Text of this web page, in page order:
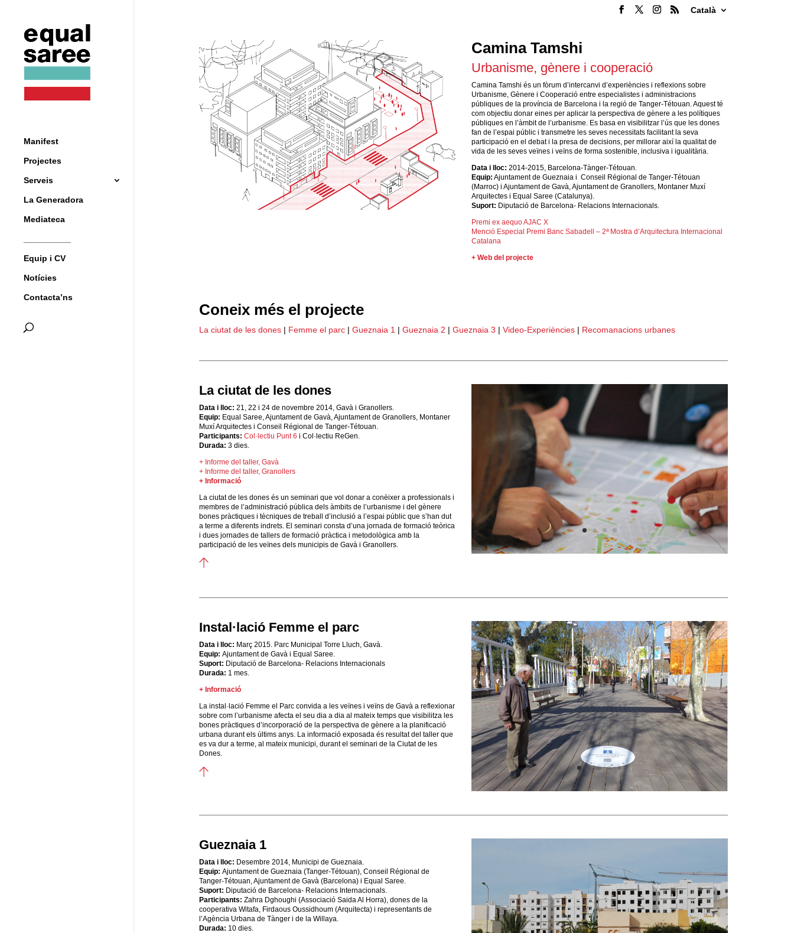
Català
Manifest
Projectes
Serveis
La Generadora
Mediateca
Equip i CV
Notícies
Contacta’ns
Camina Tamshi
Urbanisme, gènere i cooperació
Camina Tamshi és un fòrum d’intercanvi d’experiències i reflexions sobre
Urbanisme, Gènere i Cooperació entre especialistes i administracions
públiques de la província de Barcelona i la regió de Tanger-Tétouan. Aquest té
com objectiu donar eines per aplicar la perspectiva de gènere a les polítiques
públiques en l’àmbit de l’urbanisme. Es basa en visibilitzar l’ús que les dones
fan de l’espai públic i transmetre les seves necessitats facilitant la seva
participació en el debat i la presa de decisions, per millorar així la qualitat de
vida de les seves veïnes i veïns de forma sostenible, inclusiva i igualitària.
Data i lloc: 2014-2015, Barcelona-Tànger-Tétouan.
Equip: Ajuntament de Gueznaia i Conseil Régional de Tanger-Tétouan
(Marroc) i Ajuntament de Gavà, Ajuntament de Granollers, Montaner Muxí
Arquitectes i Equal Saree (Catalunya).
Suport: Diputació de Barcelona- Relacions Internacionals.
Premi ex aequo AJAC X
Menció Especial Premi Banc Sabadell – 2ª Mostra d’Arquitectura Internacional
Catalana
+ Web del projecte
Coneix més el projecte
La ciutat de les dones| Femme el parc| Gueznaia 1 | Gueznaia 2 | Gueznaia 3 | Video-Experiències| Recomanacions urbanes
La ciutat de les dones
Data i lloc: 21, 22 i 24 de novembre 2014, Gavà i Granollers.
Equip: Equal Saree, Ajuntament de Gavà, Ajuntament de Granollers, Montaner
Muxí Arquitectes i Conseil Régional de Tanger‐Tétouan.
Participants: Col·lectiu Punt 6 i Col·lectiu ReGen.
Durada: 3 dies.
+ Informe del taller, Gavà
+ Informe del taller, Granollers
+ Informació
La ciutat de les dones és un seminari que vol donar a conèixer a professionals i
membres de l’administració pública dels àmbits de l’urbanisme i del gènere
bones pràctiques i tècniques de treball d’inclusió a l’espai públic que s’han dut
a terme a diferents indrets. El seminari consta d’una jornada de formació teòrica
i dues jornades de tallers de formació pràctica i metodològica amb la
participació de les veïnes dels municipis de Gavà i Granollers.
Instal·lació Femme el parc
Data i lloc: Març 2015. Parc Municipal Torre Lluch, Gavà.
Equip: Ajuntament de Gavà i Equal Saree.
Suport: Diputació de Barcelona- Relacions Internacionals
Durada: 1 mes.
+ Informació
La instal·lació Femme el Parc convida a les veïnes i veïns de Gavà a reflexionar
sobre com l’urbanisme afecta el seu dia a dia al mateix temps que visibilitza les
bones pràctiques d’incorporació de la perspectiva de gènere a la planificació
urbana durant els últims anys. La informació exposada és resultat del taller que
es va dur a terme, al mateix municipi, durant el seminari de la Ciutat de les
Dones.
Gueznaia 1
Data i lloc: Desembre 2014, Municipi de Gueznaia.
Equip: Ajuntament de Gueznaia (Tanger-Tétouan), Conseil Régional de
Tanger-Tétouan, Ajuntament de Gavà (Barcelona) i Equal Saree.
Suport: Diputació de Barcelona- Relacions Internacionals.
Participants: Zahra Dghoughi (Associació Saida Al Horra), dones de la
cooperativa Witafa, Firdaous Oussidhoum (Arquitecta) i representants de
l’Agència Urbana de Tànger i de la Willaya.
Durada: 10 dies.